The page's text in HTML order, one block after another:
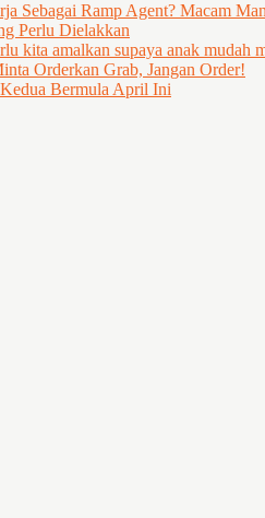
Sebagai Ramp Agent? Macam
Perlu Dielakkan
kita amalkan supaya anak mudah
Orderkan Grab, Jangan Order!
Bermula April Ini